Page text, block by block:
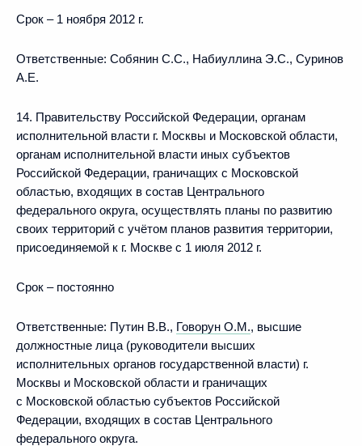
Срок – 1 ноября 2012 г.
Ответственные: Собянин С.С., Набиуллина Э.С., Суринов
А.Е.
14. Правительству Российской Федерации, органам
исполнительной власти г. Москвы и Московской области,
органам исполнительной власти иных субъектов
Российской Федерации, граничащих с Московской
областью, входящих в состав Центрального
федерального округа, осуществлять планы по развитию
своих территорий с учётом планов развития территории,
присоединяемой к г. Москве с 1 июля 2012 г.
Срок – постоянно
Ответственные: Путин В.В., Говорун О.М., высшие
должностные лица (руководители высших
исполнительных органов государственной власти) г.
Москвы и Московской области и граничащих
с Московской областью субъектов Российской
Федерации, входящих в состав Центрального
федерального округа.